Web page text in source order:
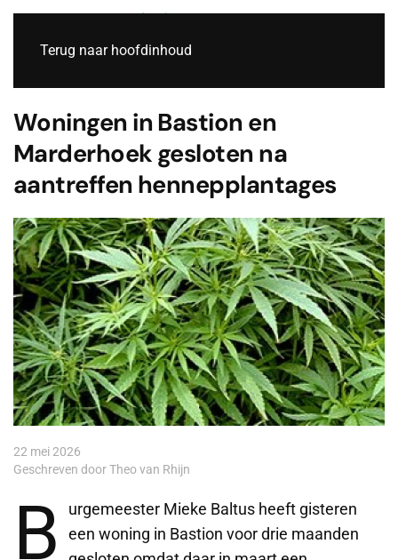
Terug naar hoofdinhoud
Woningen in Bastion en
Marderhoek gesloten na
aantreffen hennepplantages
22 mei 2026
Geschreven door Theo van Rhijn
B
urgemeester Mieke Baltus heeft gisteren
een woning in Bastion voor drie maanden